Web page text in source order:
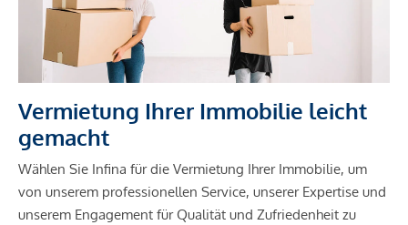
Vermietung Ihrer Immobilie leicht
gemacht
Wählen Sie Infina für die Vermietung Ihrer Immobilie, um
von unserem professionellen Service, unserer Expertise und
unserem Engagement für Qualität und Zufriedenheit zu